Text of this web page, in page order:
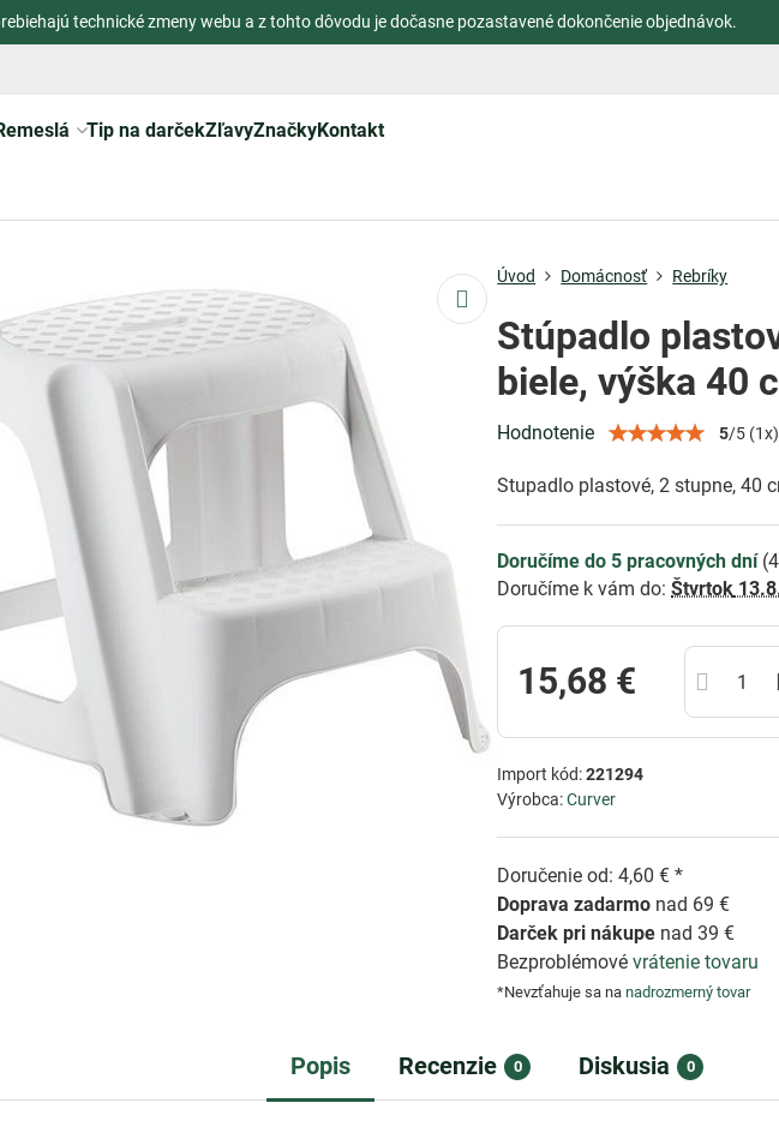
technické zmeny webu a z tohto dôvodu je dočasne pozastavené dokončenie objednávok.
Tip na darčekZľavyZnačkyKontakt
Úvod Domácnosť Rebríky
Stúpadlo
biele, výška 40
Hodnotenie 5/5 (1x)
Stupadlo plastové, 2 stupne, 40
Doručíme do 5 pracovných dní (
Doručíme k vám do:Štvrtok
15,68 €
Import kód:221294
Výrobca:Curver
Doručenie od: 4,60 € *
Doprava zadarmo nad 69 €
Darček pri nákupe nad 39 €
Bezproblémovévrátenie tovaru
*Nevzťahuje sa nanadrozmerný tovar
Popis Recenzie 0 Diskusia 0